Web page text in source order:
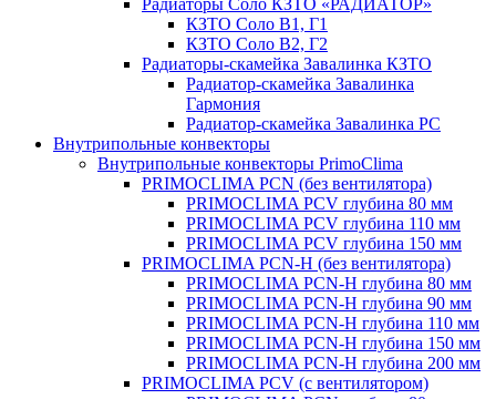
Радиаторы Соло КЗТО «РАДИАТОР»
КЗТО Соло В1, Г1
КЗТО Соло В2, Г2
Радиаторы-скамейка Завалинка КЗТО
Радиатор-скамейка Завалинка
Гармония
Радиатор-скамейка Завалинка РС
Внутрипольные конвекторы
Внутрипольные конвекторы PrimoClima
PRIMOCLIMA PCN (без вентилятора)
PRIMOCLIMA PCV глубина 80 мм
PRIMOCLIMA PCV глубина 110 мм
PRIMOCLIMA PCV глубина 150 мм
PRIMOCLIMA PCN-H (без вентилятора)
PRIMOCLIMA PCN-H глубина 80 мм
PRIMOCLIMA PCN-H глубина 90 мм
PRIMOCLIMA PCN-H глубина 110 мм
PRIMOCLIMA PCN-H глубина 150 мм
PRIMOCLIMA PCN-H глубина 200 мм
PRIMOCLIMA PCV (c вентилятором)